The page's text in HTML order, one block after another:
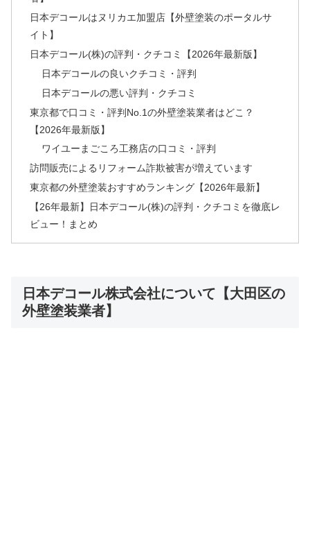
日本デコールはヌリカエ加盟店【外壁塗装のポータルサ
イト】
日本デコール(株)の評判・クチコミ【2026年最新版】
日本デコールの良いクチコミ・評判
日本デコールの悪い評判・クチコミ
東京都で口コミ・評判No.1の外壁塗装業者はどこ？
【2026年最新版】
ワイユーまごころ工務店の口コミ・評判
訪問販売によるリフォーム詐欺被害が増えています
東京都の外壁塗装おすすめランキング【2026年最新】
【26年最新】日本デコール(株)の評判・クチコミを徹底レ
ビュー！まとめ
日本デコール株式会社について【大田区の
外壁塗装業者】